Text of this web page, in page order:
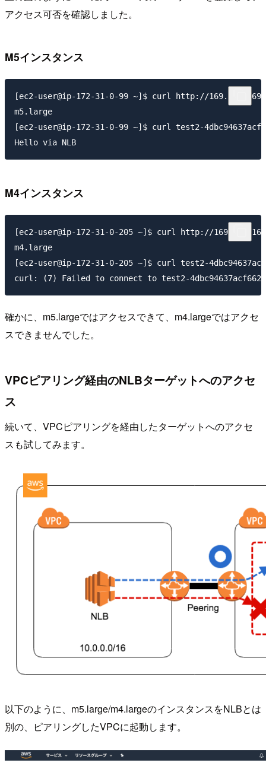
アクセス可否を確認しました。
M5インスタンス
[ec2-user@ip-172-31-0-99 ~]$ curl http://
m5.large
[ec2-user@ip-172-31-0-99 ~]$ curl test2-
M4インスタンス
[ec2-user@ip-172-31-0-205 ~]$ curl http://
m4.large
[ec2-user@ip-172-31-0-205 ~]$ curl test2-
確かに、m5.largeではアクセスできて、m4.largeではアクセ
スできませんでした。
VPCピアリング経由のNLBターゲットへのアクセ
ス
続いて、VPCピアリングを経由したターゲットへのアクセ
スも試してみます。
以下のように、m5.large/m4.largeのインスタンスをNLBとは
別の、ピアリングしたVPCに起動します。